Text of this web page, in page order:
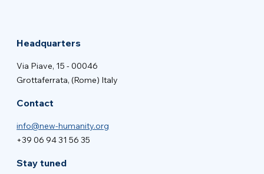
Headquarters
Via Piave, 15 - 00046
Grottaferrata, (Rome) Italy
Contact
info@new-humanity.org
+39 06 94 31 56 35
Stay tuned